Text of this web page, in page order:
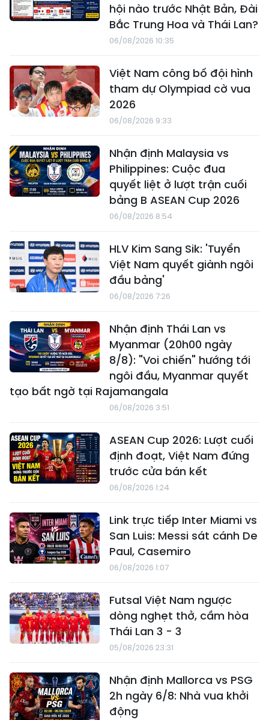
hội nào trước Nhật Bản, Đài
Bắc Trung Hoa và Thái Lan?
06/08/2026 10:35
Việt Nam công bố đội hình
tham dự Olympiad cờ vua
2026
06/08/2026 9:33
Nhận định Malaysia vs
Philippines: Cuộc đua
quyết liệt ở lượt trận cuối
bảng B ASEAN Cup 2026
06/08/2026 8:54
HLV Kim Sang Sik: 'Tuyển
Việt Nam quyết giành ngôi
đầu bảng'
06/08/2026 7:26
Nhận định Thái Lan vs
Myanmar (20h00 ngày
8/8): "Voi chiến" hướng tới
ngôi đầu, Myanmar quyết
tạo bất ngờ tại Rajamangala
06/08/2026 3:51
ASEAN Cup 2026: Lượt cuối
định đoạt, Việt Nam đứng
trước cửa bán kết
06/08/2026 1:24
Link trực tiếp Inter Miami vs
San Luis: Messi sát cánh De
Paul, Casemiro
06/08/2026 1:07
Futsal Việt Nam ngược
dòng nghẹt thở, cầm hòa
Thái Lan 3 - 3
05/08/2026 23:31
Nhận định Mallorca vs PSG
2h ngày 6/8: Nhà vua khởi
động